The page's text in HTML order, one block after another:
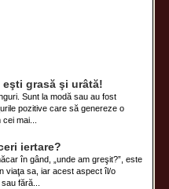
grasă şi urâtă!
Sunt la modă sau au fost
pozitive care să genereze o
mai...
iertare?
în gând, „unde am greşit?”, este
viaţa sa, iar acest aspect îl/o
fără...